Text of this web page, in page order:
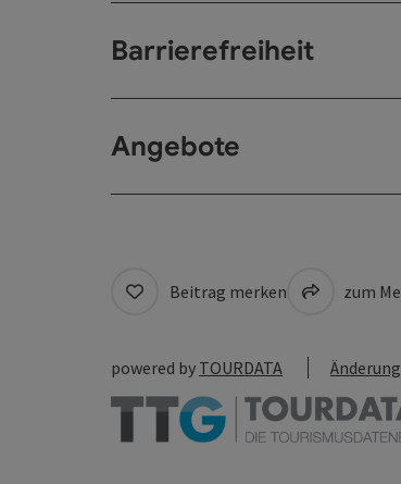
Barrierefreiheit
Angebote
Beitrag merken zum
powered by TOURDATA